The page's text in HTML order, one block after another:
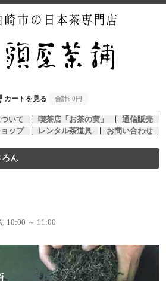
カートを見る 合計: 0円
いて 喫茶店「お茶の実」
通信販売
ップ レンタル茶道具 お問い合わせ
ろん
10:00 ～ 11:00